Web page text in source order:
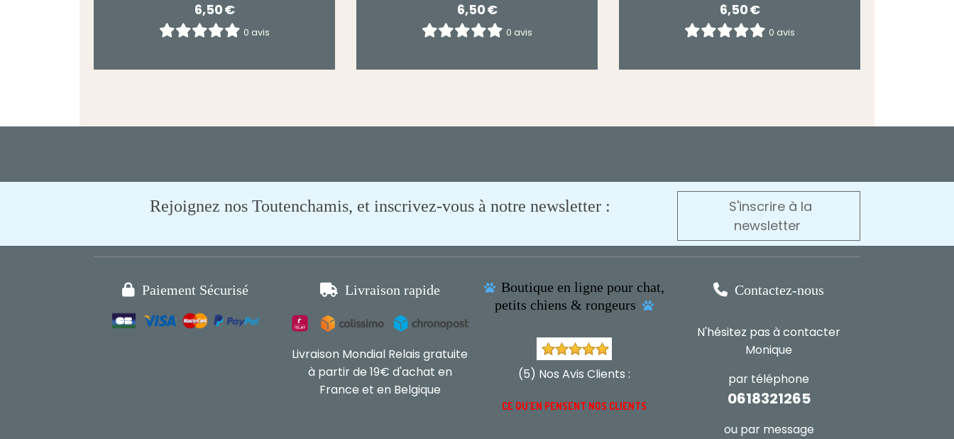
6,50€
0 avis
6,50€
0 avis
6,50€
0 avis
Rejoignez nos Toutenchamis, et inscrivez-vous à notre newsletter :
S'inscrire à la
newsletter
 Paiement Sécurisé  Livraison rapide
Livraison Mondial Relais gratuite
à partir de 19€ d'achat en
France et en Belgique
 Boutique en ligne pour chat,
petits chiens & rongeurs

(5) Nos Avis Clients :
CE QU'EN PENSENT NOS CLIENTS
 Contactez-nous
N'hésitez pas à contacter
Monique
par téléphone
0618321265
ou par message